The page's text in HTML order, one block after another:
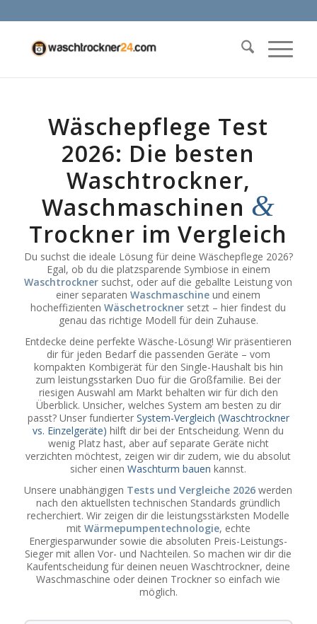
Wäschepflege Test
2026: Die besten
Waschtrockner,
Waschmaschinen &
Trockner im Vergleich
Du suchst die ideale Lösung für deine Wäschepflege 2026?
Egal, ob du die platzsparende Symbiose in einem
Waschtrockner suchst, oder auf die geballte Leistung von
einer separatenWaschmaschine und einem
hocheffizientenWäschetrockner setzt – hier findest du
genau das richtige Modell für dein Zuhause.
Entdecke deine perfekte Wäsche-Lösung! Wir präsentieren
dir für jeden Bedarf die passenden Geräte – vom
kompakten Kombigerät für den Single-Haushalt bis hin
zum leistungsstarken Duo für die Großfamilie. Bei der
riesigen Auswahl am Markt behalten wir für dich den
Überblick. Unsicher, welches System am besten zu dir
passt? Unser fundierter System-Vergleich (Waschtrockner
vs. Einzelgeräte) hilft dir bei der Entscheidung. Wenn du
wenig Platz hast, aber auf separate Geräte nicht
verzichten möchtest, zeigen wir dir zudem, wie du absolut
sicher einenWaschturm bauen kannst.
Unsere unabhängigen Tests und Vergleiche 2026 werden
nach den aktuellsten technischen Standards gründlich
recherchiert. Wir zeigen dir die leistungsstärksten Modelle
mit Wärmepumpentechnologie, echte
Energiesparwunder sowie die absoluten Preis-Leistungs-
Sieger mit allen Vor- und Nachteilen. So machen wir dir die
Kaufentscheidung für deinen neuen Waschtrockner, deine
Waschmaschine oder deinen Trockner so einfach wie
möglich.